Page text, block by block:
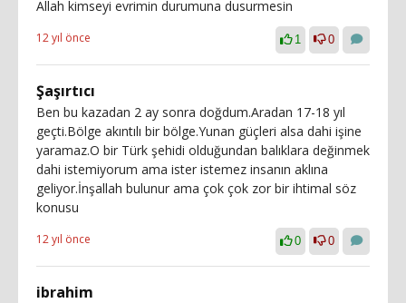
Allah kimseyi evrimin durumuna dusurmesin
12 yıl önce 1 0
Şaşırtıcı
Ben bu kazadan 2 ay sonra doğdum.Aradan 17-18 yıl
geçti.Bölge akıntılı bir bölge.Yunan güçleri alsa dahi işine
yaramaz.O bir Türk şehidi olduğundan balıklara değinmek
dahi istemiyorum ama ister istemez insanın aklına
geliyor.İnşallah bulunur ama çok çok zor bir ihtimal söz
konusu
12 yıl önce 0 0
ibrahim